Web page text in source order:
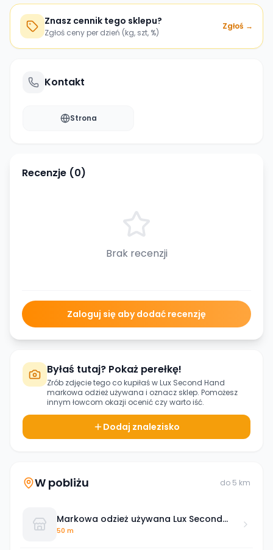
Znasz cennik tego sklepu?
Zgłoś ceny per dzień (kg, szt, %)
Zgłoś →
Kontakt
Strona
Recenzje (0)
Brak recenzji
Zaloguj się aby dodać recenzję
Byłaś tutaj? Pokaż perełkę!
Zrób zdjęcie tego co kupiłaś wLux Second Hand
markowa odzież używana i oznacz sklep. Pomożesz
innym łowcom okazji ocenić czy warto iść.
Dodaj znalezisko
W pobliżu do 5 km
Markowa odzież używana Lux Second
Hand - Karolina Michalak
50 m